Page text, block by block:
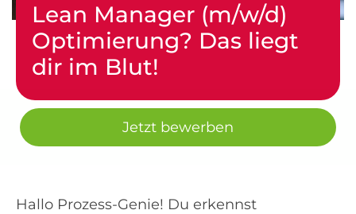
Lean Manager (m/w/d)
Optimierung? Das liegt
dir im Blut!
Jetzt bewerben
Hallo Prozess-Genie! Du erkennst